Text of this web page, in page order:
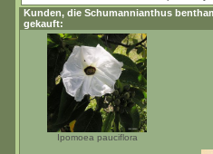
Kunden, die Schumannianthus
gekauft:
Ipomoea pauciflora